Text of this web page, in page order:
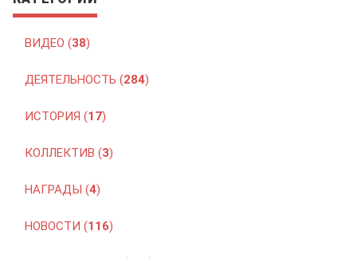
ВИДЕО (38)
ДЕЯТЕЛЬНОСТЬ (284)
ИСТОРИЯ (17)
КОЛЛЕКТИВ (3)
НАГРАДЫ (4)
НОВОСТИ (116)